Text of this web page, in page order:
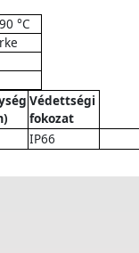
°C
Védettségi
fokozat
IP66